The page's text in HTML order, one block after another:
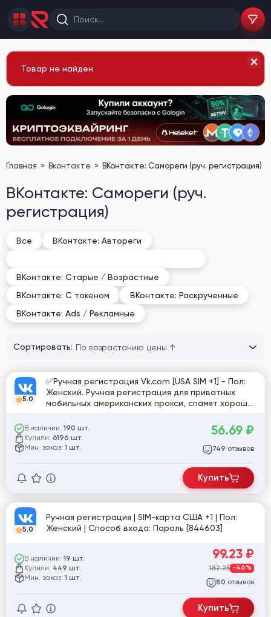
Товар не найден
Главная Вконтакте ВКонтакте: Самореги (руч. регистрация)
ВКонтакте: Самореги (руч.
регистрация)
Все ВКонтакте: Автореги
ВКонтакте: Старые / Возрастные
ВКонтакте: С токеном
ВКонтакте: Раскрученные
ВКонтакте: Ads / Рекламные
Сортировать:
5.0
✅Ручная регистрация Vk.com [USA SIM +1] - Пол:
Женский. Ручная регистрация для приватных
мобильных американских прокси, спамят хорошо,
В наличии: 190 шт.
Купили: 6196 шт.
Мин. заказ: 1 шт.
56.69 ₽
749 отзывов
Купить
5.0
Ручная регистрация | SIM-карта США +1 | Пол:
Женский | Способ входа: Пароль [844603]
В наличии: 19 шт.
Купили: 449 шт.
Мин. заказ: 1 шт.
99.23 ₽
182.25 -46%
80 отзывов
Купить